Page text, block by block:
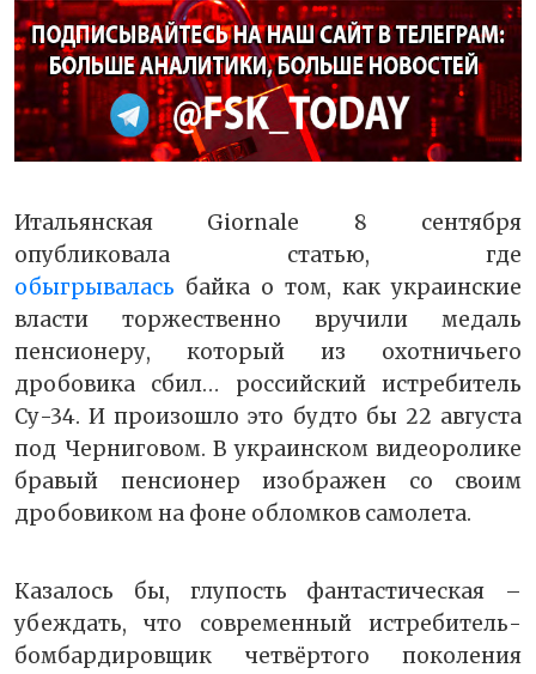
Итальянская Giornale 8 сентября
опубликовала статью, где
обыгрывалась байка о том, как украинские
власти торжественно вручили медаль
пенсионеру, который из охотничьего
дробовика сбил… российский истребитель
Су-34. И произошло это будто бы 22 августа
под Черниговом. В украинском видеоролике
бравый пенсионер изображен со своим
дробовиком на фоне обломков самолета.
Казалось бы, глупость фантастическая –
убеждать, что современный истребитель-
бомбардировщик четвёртого поколения